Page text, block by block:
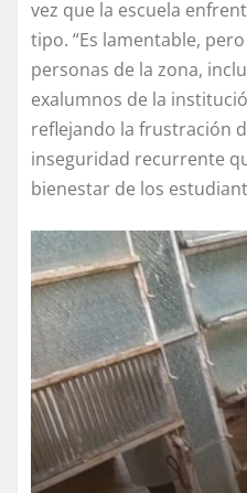
vez que la escuela
tipo. “Es lamentable,
personas de la zona,
exalumnos de la
reflejando la frustración
inseguridad recurrente
bienestar de los